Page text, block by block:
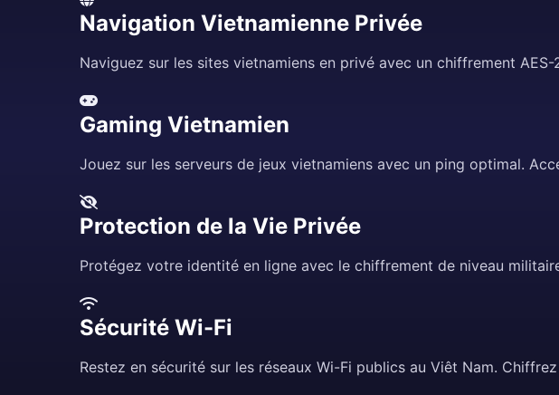
Navigation Vietnamienne Privée
Naviguez sur les sites vietnamiens en privé avec un chiffrement
Gaming Vietnamien
Jouez sur les serveurs de jeux vietnamiens avec un ping optimal.
Protection de la Vie Privée
Protégez votre identité en ligne avec le chiffrement de niveau
Sécurité Wi-Fi
Restez en sécurité sur les réseaux Wi-Fi publics au Viêt Nam.